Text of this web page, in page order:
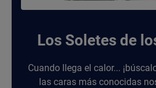
Los Soletes de
Cuando llega el calor...
las caras más conocidas